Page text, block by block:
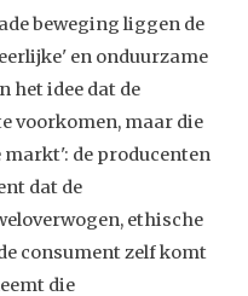
beweging liggen de
en onduurzame
het idee dat de
voorkomen, maar die
markt': de producenten
dat de
ethische
consument zelf komt
die